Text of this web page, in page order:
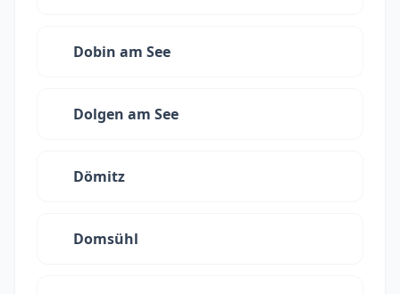
Dobin am See
Dolgen am See
Dömitz
Domsühl